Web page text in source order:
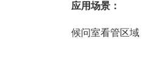
应用场景：
候问室看管区域